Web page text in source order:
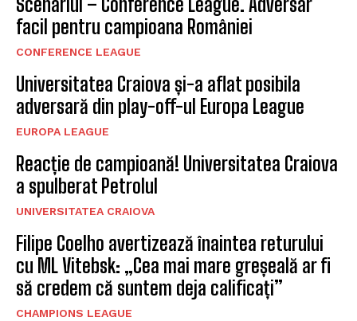
Scenariul – Conference League. Adversar
facil pentru campioana României
CONFERENCE LEAGUE
Universitatea Craiova și-a aflat posibila
adversară din play-off-ul Europa League
EUROPA LEAGUE
Reacție de campioană! Universitatea Craiova
a spulberat Petrolul
UNIVERSITATEA CRAIOVA
Filipe Coelho avertizează înaintea returului
cu ML Vitebsk: „Cea mai mare greșeală ar fi
să credem că suntem deja calificați”
CHAMPIONS LEAGUE